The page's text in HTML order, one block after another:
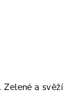
Zelené a svěží